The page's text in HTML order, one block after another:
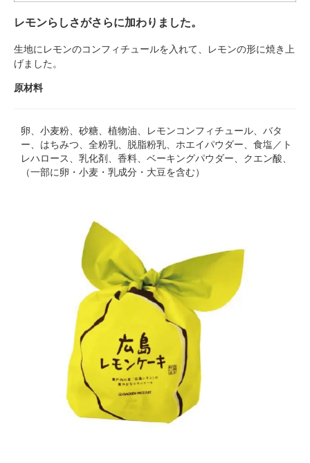
レモンらしさがさらに加わりました。
生地にレモンのコンフィチュールを入れて、レモンの形に焼き上
げました。
原材料
卵、小麦粉、砂糖、植物油、レモンコンフィチュール、バタ
ー、はちみつ、全粉乳、脱脂粉乳、ホエイパウダー、食塩／ト
レハロース、乳化剤、香料、ベーキングパウダー、クエン酸、
（一部に卵・小麦・乳成分・大豆を含む）